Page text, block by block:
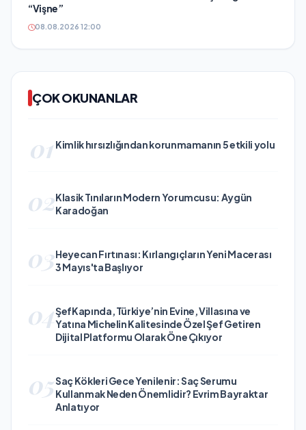
“Vişne”
08.08.2026 12:00
ÇOK OKUNANLAR
01 Kimlik hırsızlığından korunmamanın 5 etkili yolu
02Klasik Tınıların Modern Yorumcusu: Aygün
Karadoğan
03Heyecan Fırtınası: Kırlangıçların Yeni Macerası
3 Mayıs'ta Başlıyor
04ŞefKapında, Türkiye’nin Evine, Villasına ve
Yatına Michelin Kalitesinde Özel Şef Getiren
Dijital Platformu Olarak Öne Çıkıyor
05Saç Kökleri Gece Yenilenir: Saç Serumu
Kullanmak Neden Önemlidir? Evrim Bayraktar
Anlatıyor